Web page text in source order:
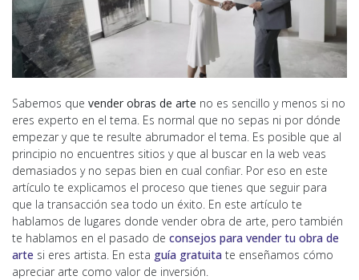
Sabemos que vender obras de arte no es sencillo y menos si no
eres experto en el tema. Es normal que no sepas ni por dónde
empezar y que te resulte abrumador el tema. Es posible que al
principio no encuentres sitios y que al buscar en la web veas
demasiados y no sepas bien en cual confiar. Por eso en este
artículo te explicamos el proceso que tienes que seguir para
que la transacción sea todo un éxito. En este artículo te
hablamos de lugares donde vender obra de arte, pero también
te hablamos en el pasado de consejos para vender tu obra de
arte si eres artista. En esta guía gratuita te enseñamos cómo
apreciar arte como valor de inversión.